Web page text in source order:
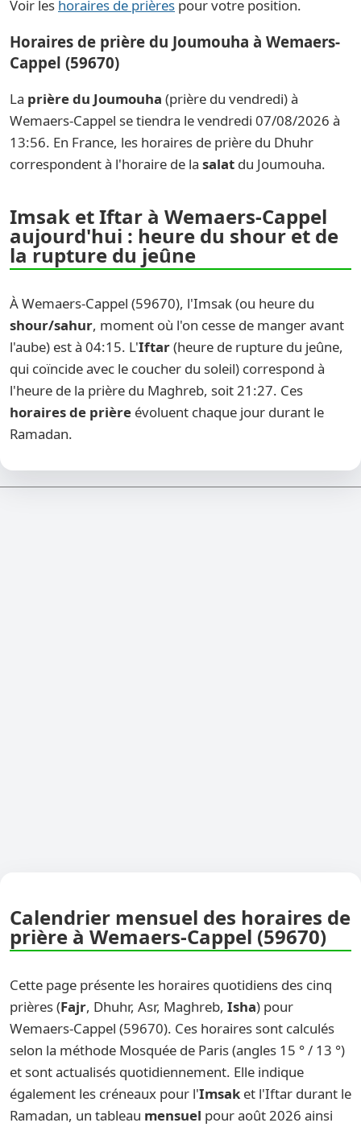
Voir les horaires de prières pour votre position.
Horaires de prière du Joumouha à Wemaers-
Cappel (59670)
La prière du Joumouha (prière du vendredi) à
Wemaers-Cappel se tiendra le vendredi 07/08/2026 à
13:56. En France, les horaires de prière du Dhuhr
correspondent à l'horaire de la salat du Joumouha.
Imsak et Iftar à Wemaers-Cappel
aujourd'hui : heure du shour et de
la rupture du jeûne
À Wemaers-Cappel (59670), l'Imsak (ou heure du
shour/sahur, moment où l'on cesse de manger avant
l'aube) est à 04:15. L'Iftar(heure de rupture du jeûne,
qui coïncide avec le coucher du soleil) correspond à
l'heure de la prière du Maghreb, soit 21:27. Ces
horaires de prière évoluent chaque jour durant le
Ramadan.
Calendrier mensuel des horaires de
prière à Wemaers-Cappel (59670)
Cette page présente les horaires quotidiens des cinq
prières (Fajr, Dhuhr, Asr, Maghreb, Isha) pour
Wemaers-Cappel (59670). Ces horaires sont calculés
selon la méthode Mosquée de Paris (angles 15 ° / 13 °)
et sont actualisés quotidiennement. Elle indique
également les créneaux pour l'Imsak et l'Iftar durant le
Ramadan, un tableau mensuel pour août 2026 ainsi